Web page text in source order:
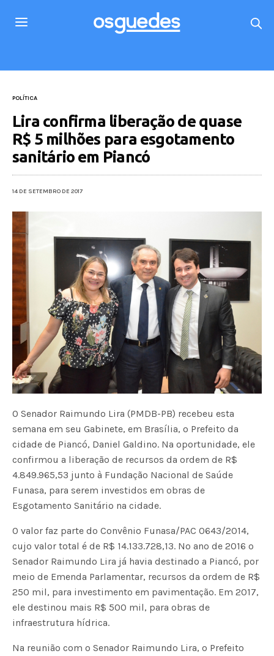
POLÍTICA
Lira confirma liberação de quase
R$ 5 milhões para esgotamento
sanitário em Piancó
14 DE SETEMBRO DE 2017
O Senador Raimundo Lira (PMDB-PB) recebeu esta
semana em seu Gabinete, em Brasília, o Prefeito da
cidade de Piancó, Daniel Galdino. Na oportunidade, ele
confirmou a liberação de recursos da ordem de R$
4.849.965,53 junto à Fundação Nacional de Saúde 
Funasa, para serem investidos em obras de
Esgotamento Sanitário na cidade.
O valor faz parte do Convênio Funasa/PAC 0643/2014,
cujo valor total é de R$ 14.133.728,13. No ano de 2016 o
Senador Raimundo Lira já havia destinado a Piancó, por
meio de Emenda Parlamentar, recursos da ordem de R$
250 mil, para investimento em pavimentação. Em 2017,
ele destinou mais R$ 500 mil, para obras de
infraestrutura hídrica.
Na reunião com o Senador Raimundo Lira, o Prefeito